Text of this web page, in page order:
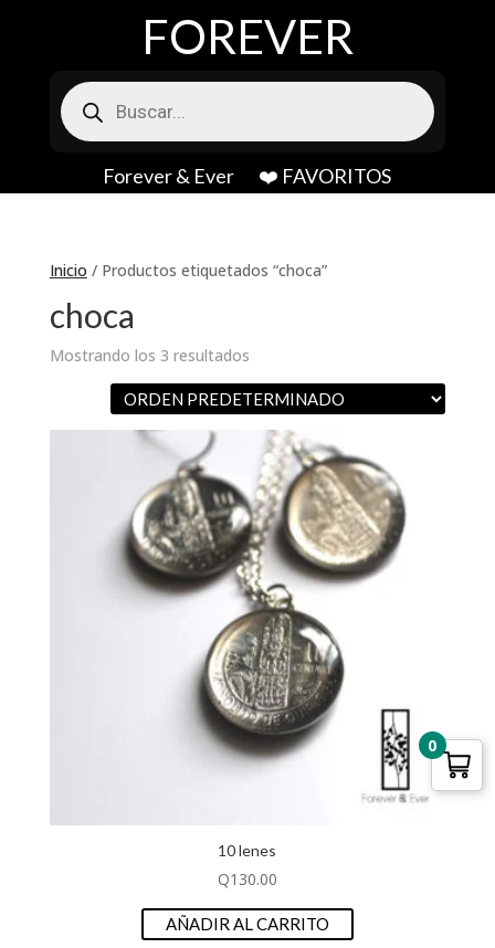
FOREVER
Búsqueda
de
productos
Forever & Ever ❤️ FAVORITOS
Inicio / Productos etiquetados “choca”
choca
Mostrando los 3 resultados
10 lenes
Q130.00
AÑADIR AL CARRITO
0